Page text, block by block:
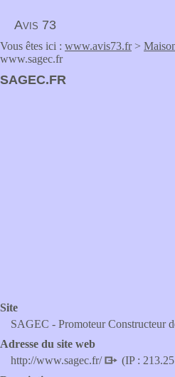
Avis 73
Vous êtes ici : www.avis73.fr>
www.sagec.fr
SAGEC.FR
Site
SAGEC - Promoteur Constructeur
Adresse du site web
http://www.sagec.fr/
(IP :